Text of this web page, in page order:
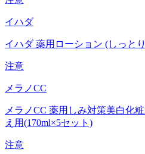
イハダ
イハダ 薬用ローション (しっと
注意
メラノCC
メラノCC 薬用しみ対策美白化
え用(170ml×5セット)
注意